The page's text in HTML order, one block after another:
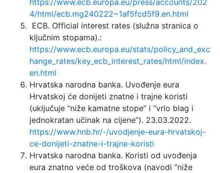
4/html/ecb.mg240222~1af5fcd5f9.en.html
ECB. Official interest rates (služna stranica o
ključnim stopama).:
https://www.ecb.europa.eu/stats/policy_and_exc
hange_rates/key_ecb_interest_rates/html/index.
en.html
Hrvatska narodna banka. Uvođenje eura
Hrvatskoj će donijeti znatne i trajne koristi
(uključuje “niže kamatne stope” i “vrlo blag i
jednokratan učinak na cijene”). 23.03.2022.
https://www.hnb.hr/-/uvodjenje-eura-hrvatskoj-
ce-donijeti-znatne-i-trajne-koristi
Hrvatska narodna banka. Koristi od uvođenja
eura znatno veće od troškova (navodi “niže